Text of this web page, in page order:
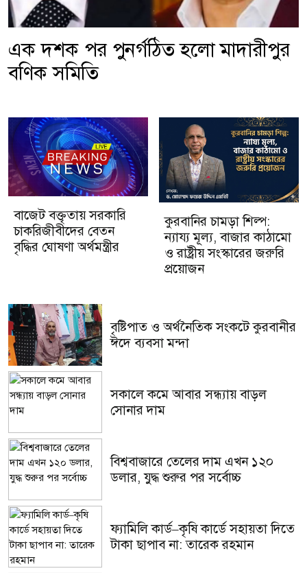
বাজেট বক্তৃতায় সরকারি
চাকরিজীবীদের বেতন
বৃদ্ধির ঘোষণা অর্থমন্ত্রীর
কুরবানির চামড়া শিল্প:
ন্যায্য মূল্য, বাজার কাঠামো
ও রাষ্ট্রীয় সংস্কারের জরুরি
প্রয়োজন
এক দশক পর পুনর্গঠিত হলো মাদারীপুর
বণিক সমিতি
বৃষ্টিপাত ও অর্থনৈতিক সংকটে কুরবানীর
ঈদে ব্যবসা মন্দা
সকালে কমে আবার সন্ধ্যায় বাড়ল
সোনার দাম
বিশ্ববাজারে তেলের দাম এখন ১২০
ডলার, যুদ্ধ শুরুর পর সর্বোচ্চ
ফ্যামিলি কার্ড–কৃষি কার্ডে সহায়তা দিতে
টাকা ছাপাব না: তারেক রহমান